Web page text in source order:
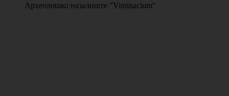
Археолошко назалиште "Viminacium"